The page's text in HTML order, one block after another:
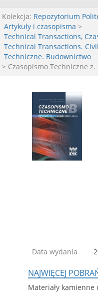
Kolekcja: Repozytorium
Artykuły i czasopisma >
Technical Transactions,
Technical Transactions.
Techniczne. Budownictwo
> Czasopismo Techniczne
Data wydania
NAJWIĘCEJ